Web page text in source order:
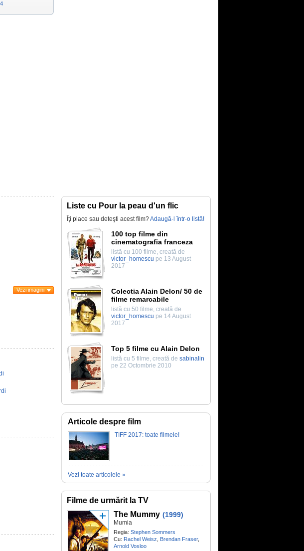
Vezi imagini
Liste cu Pour la peau d'un flic
Îţi place sau deteşti acest film?Adaugă-l într-o listă!
100 top filme din
cinematografia franceza
listă cu 100 filme, creată de
victor_homescu pe 13 August
2017
Colectia Alain Delon/ 50 de
filme remarcabile
listă cu 50 filme, creată de
victor_homescu pe 14 August
2017
Top 5 filme cu Alain Delon
listă cu 5 filme, creată de sabinalin
pe 22 Octombrie 2010
Articole despre film
TIFF 2017: toate filmele!
Vezi toate articolele »
Filme de urmărit la TV
The Mummy (1999)
Mumia
Regia: Stephen Sommers
Cu: Rachel Weisz Brendan Fraser,
Arnold Vosloo